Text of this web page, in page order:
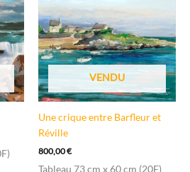
VENDU
Une crique entre Barfleur et
Réville
800,00€
Tableau 73 cm x 60 cm (20F)